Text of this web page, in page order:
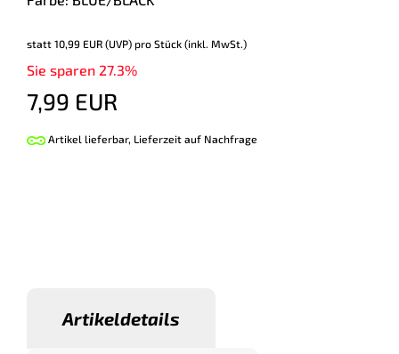
statt 10,99 EUR (UVP) pro Stück (inkl. MwSt.)
Sie sparen 27.3%
7,99 EUR
Artikel lieferbar, Lieferzeit auf Nachfrage
Artikeldetails